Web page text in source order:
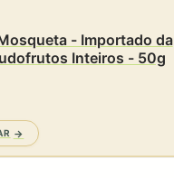
- Importado da
Inteiros - 50g